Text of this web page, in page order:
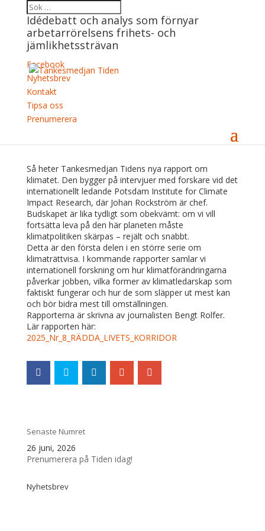
Idédebatt och analys som förnyar
arbetarrörelsens frihets- och
jämlikhetssträvan
Facebook
Nyhetsbrev
Kontakt
Tipsa oss
Prenumerera
Ny rapport: Rädda livets korridor –
eller blunda och tänk på något
annat.
Så heter Tankesmedjan Tidens nya rapport om
klimatet. Den bygger på intervjuer med forskare vid det
internationellt ledande Potsdam Institute for Climate
Impact Research, där Johan Rockström är chef.
Budskapet är lika tydligt som obekvämt: om vi vill
fortsätta leva på den här planeten måste
klimatpolitiken skärpas – rejält och snabbt.
Detta är den första delen i en större serie om
klimaträttvisa. I kommande rapporter samlar vi
internationell forskning om hur klimatförändringarna
påverkar jobben, vilka former av klimatledarskap som
faktiskt fungerar och hur de som släpper ut mest kan
och bör bidra mest till omställningen.
Rapporterna är skrivna av journalisten Bengt Rolfer.
Lär rapporten här:
2025_Nr_8_RÄDDA_LIVETS_KORRIDOR
Senaste Numret
26 juni, 2026
Prenumerera på Tiden idag!
Nyhetsbrev